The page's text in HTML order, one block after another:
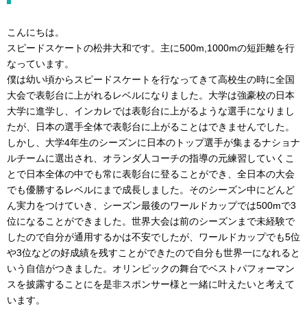
こんにちは。
スピードスケートの松井大和です。主に500m,1000mの短距離を行
なっています。
僕は幼い頃からスピードスケートを行なってきて高校生の時に全国
大会で表彰台に上がれるレベルになりました。大学は強豪校の日本
大学に進学し、インカレでは表彰台に上がるような選手になりまし
たが、日本の選手全体で表彰台に上がることはできませんでした。
しかし、大学4年生のシーズンに日本のトップ選手が集まるナショナ
ルチームに選出され、オランダ人コーチの指導の元練習していくこ
とで日本全体の中でも常に表彰台に登ることができ、全日本の大会
でも優勝するレベルにまで成長しました。そのシーズン中にどんど
ん実力をつけていき、シーズン最後のワールドカップでは500mで3
位になることができました。世界大会は前のシーズンまで未経験で
したので自分が通用するかは不安でしたが、ワールドカップでも5位
や3位などの好成績を残すことができたので自分も世界一になれると
いう自信がつきました。オリンピックの舞台でベストパフォーマン
スを披露することにを是非スポンサー様と一緒に叶えたいと考えて
います。